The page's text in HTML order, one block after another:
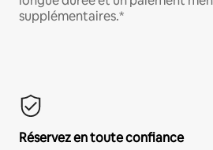
supplémentaires.*
Réservez en toute confiance